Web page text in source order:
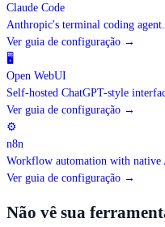
Claude Code
Anthropic's terminal coding agent.
Ver guia de configuração →
🖥
Open WebUI
Self-hosted ChatGPT-style
Ver guia de configuração →
⚙
n8n
Workflow automation with native
Ver guia de configuração →
Não vê sua